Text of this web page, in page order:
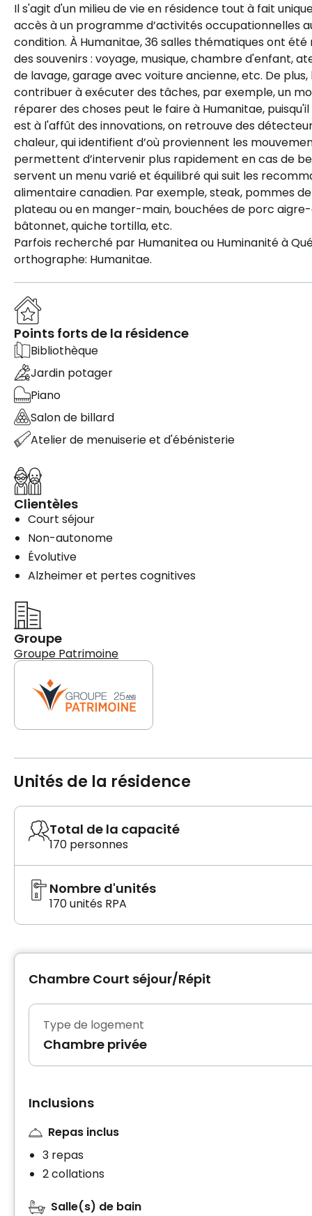
Il s'agit d'un milieu de vie en résidence tout à fait
accès à un programme d’activités occupationnelles
condition. À Humanitae, 36 salles thématiques ont
des souvenirs : voyage, musique, chambre d'enfant,
de lavage, garage avec voiture ancienne, etc. De
contribuer à exécuter des tâches, par exemple, un
réparer des choses peut le faire à Humanitae,
est à l'affût des innovations, on retrouve des
chaleur, qui identifient d’où proviennent les
permettent d’intervenir plus rapidement en cas de
servent un menu varié et équilibré qui suit les
alimentaire canadien. Par exemple, steak, pommes
plateau ou en manger-main, bouchées de porc
bâtonnet, quiche tortilla, etc.
Parfois recherché par Humanitea ou Huminanité à
orthographe: Humanitae.
Points forts de la résidence
Bibliothèque
Jardin potager
Piano
Salon de billard
Atelier de menuiserie et d'ébénisterie
Clientèles
Court séjour
Non-autonome
Évolutive
Alzheimer et pertes cognitives
Groupe
Groupe Patrimoine
Unités de la résidence
Total de la capacité
170 personnes
Nombre d'unités
170 unités RPA
Chambre Court séjour/Répit
Type de logement
Chambre privée
Inclusions
Repas inclus
3 repas
2 collations
Salle(s) de bain